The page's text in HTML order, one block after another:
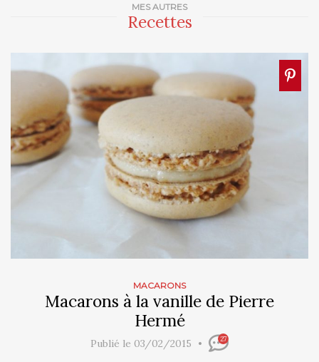
MES AUTRES
Recettes
MACARONS
Macarons à la vanille de Pierre
Hermé
Publié le 03/02/2015 27